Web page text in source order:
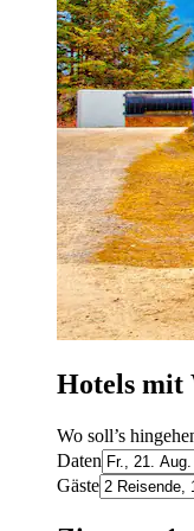
Hotels mit
Wo soll’s
Daten
Gäste